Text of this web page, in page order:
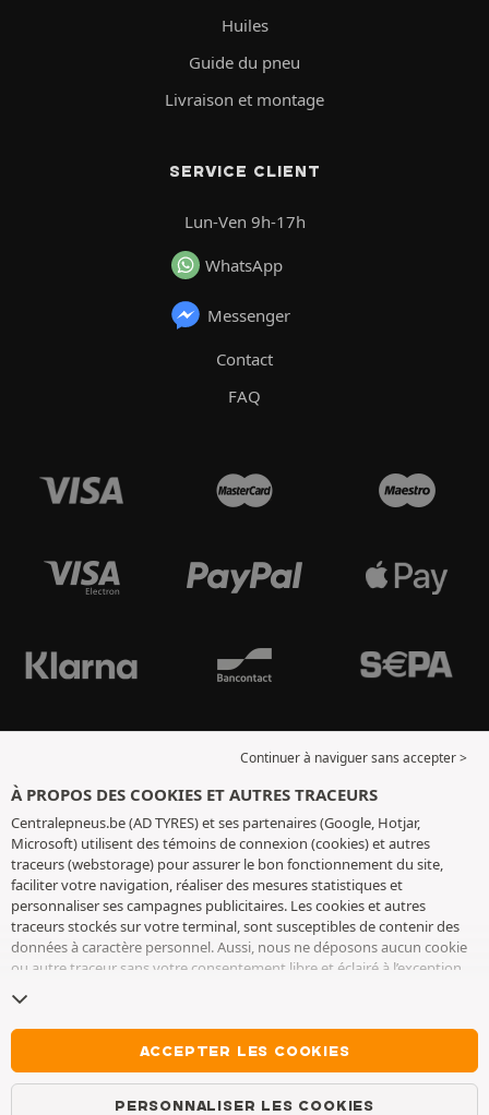
Huiles
Guide du pneu
Livraison et montage
SERVICE CLIENT
Lun-Ven 9h-17h
WhatsApp
Messenger
Contact
FAQ
Continuer à naviguer sans accepter >
À PROPOS DES COOKIES ET AUTRES TRACEURS
Centralepneus.be (AD TYRES) et ses partenaires (Google, Hotjar,
Microsoft) utilisent des témoins de connexion (cookies) et autres
traceurs (webstorage) pour assurer le bon fonctionnement du site,
faciliter votre navigation, réaliser des mesures statistiques et
personnaliser ses campagnes publicitaires. Les cookies et autres
traceurs stockés sur votre terminal, sont susceptibles de contenir des
données à caractère personnel. Aussi, nous ne déposons aucun cookie
ou autre traceur sans votre consentement libre et éclairé à l’exception
conservons votre choix pendant 6 mois. Vous pouvez retirer votre
consentement à tout moment en vous rendant sur lapage cookies et
. Vous pouvez choisir de continuer à naviguer sans
accepter le dépôt de cookies ou autres traceurs. Le refus ne fait pas
obstacle à l’accès aux services AD TYRES. Pour plus d’informations, nous
ACCEPTER LES COOKIES
PERSONNALISER LES COOKIES